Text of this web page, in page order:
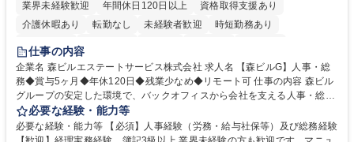
業界未経験歓迎
年間休日120日以上
資格取得支援あり
介護休暇あり
転勤なし 未経験者歓迎
時短勤務あり
経験者歓迎
完全週休2日制
交通費支給 長期歓迎 駅近5分以内 土日祝休み
仕事の内容
企業名 森ビルエステートサービス株式会社 求人名 【森ビルG】人事・総
務◆賞与5ヶ月◆年休120日◆残業少なめ◆リモート可 仕事の内容 森ビル
グループの安定した環境で、バックオフィスから会社を支える人事・総務
をお任せします。 労務と総務の業務をバランスよく担当し、ゆくゆくは制
度改定などのコア業務にも挑戦できる、やりがいある環境です。 ■勤怠管
理、給与計算、社会保険手続き、年末調整等の労務管理全般 ■入退社手続
必要な経験・能力等
必要な経験・能力等 【必須】人事経験（労務・給与社保等）及び総務経験